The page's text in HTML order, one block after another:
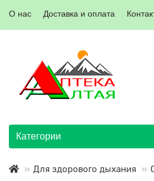
О нас Доставка и оплата
Категории
Для здорового дыхания